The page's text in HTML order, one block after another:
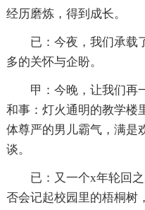
经历磨炼，得到成长。
已：今夜，我们承载
多的关怀与企盼。
甲：今晚，让我们再
和事：灯火通明的教学楼
体尊严的男儿霸气，满是
谈。
已：又一个x年轮回
否会记起校园里的梧桐树